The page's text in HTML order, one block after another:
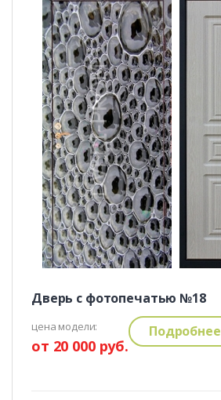
Дверь с фотопечатью №18
цена модели:
от 20 000 руб.
Подробнее